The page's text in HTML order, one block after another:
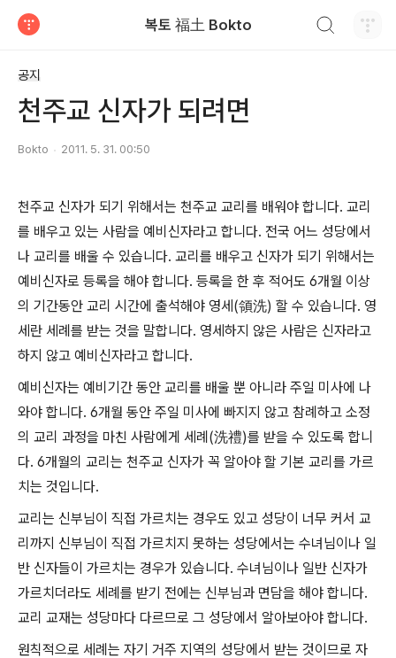
복토 福土 Bokto
공지
천주교 신자가 되려면
Bokto 2011. 5. 31. 00:50
천주교 신자가 되기 위해서는 천주교 교리를 배워야 합니다. 교리
를 배우고 있는 사람을 예비신자라고 합니다. 전국 어느 성당에서
나 교리를 배울 수 있습니다. 교리를 배우고 신자가 되기 위해서는
예비신자로 등록을 해야 합니다. 등록을 한 후 적어도 6개월 이상
의 기간동안 교리 시간에 출석해야 영세(領洗) 할 수 있습니다. 영
세란 세례를 받는 것을 말합니다. 영세하지 않은 사람은 신자라고
하지 않고 예비신자라고 합니다.
예비신자는 예비기간 동안 교리를 배울 뿐 아니라 주일 미사에 나
와야 합니다. 6개월 동안 주일 미사에 빠지지 않고 참례하고 소정
의 교리 과정을 마친 사람에게 세례(洗禮)를 받을 수 있도록 합니
다. 6개월의 교리는 천주교 신자가 꼭 알아야 할 기본 교리를 가르
치는 것입니다.
교리는 신부님이 직접 가르치는 경우도 있고 성당이 너무 커서 교
리까지 신부님이 직접 가르치지 못하는 성당에서는 수녀님이나 일
반 신자들이 가르치는 경우가 있습니다. 수녀님이나 일반 신자가
가르치더라도 세례를 받기 전에는 신부님과 면담을 해야 합니다.
교리 교재는 성당마다 다르므로 그 성당에서 알아보아야 합니다.
원칙적으로 세례는 자기 거주 지역의 성당에서 받는 것이므로 자